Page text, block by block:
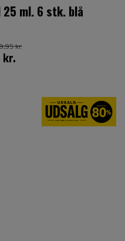
ml. 6 stk. blå
kr.